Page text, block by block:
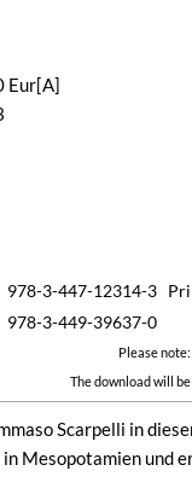
Eur[A]
978-3-447-12314-3
978-3-449-39637-0
Please
The download will
Scarpelli in
Mesopotamien und